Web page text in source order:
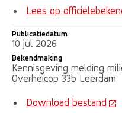
Lees op
Publicatiedatum
10 jul 2026
Bekendmaking
Kennisgeving melding
Overheicop 33b Leerdam
Download bestand